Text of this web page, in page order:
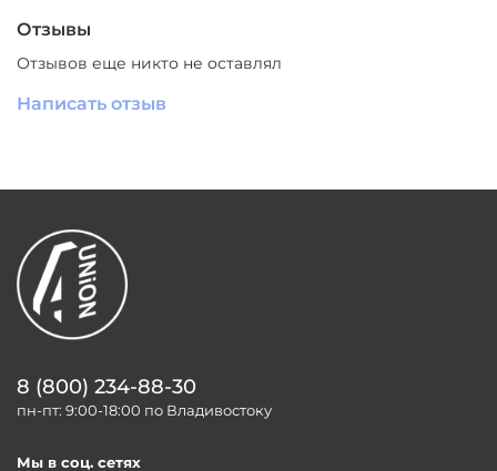
Производитель: Южный Китай
СКАЧАТЬ ЗД МОДЕЛЬ
Отзывы
Отзывов еще никто не оставлял
Написать отзыв
8 (800) 234-88-30
пн-пт: 9:00-18:00 по Владивостоку
Мы в соц. сетях